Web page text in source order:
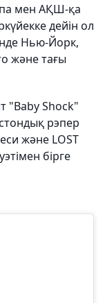
мен АҚШ-қа
дейін ол
Нью-Йорк,
және тағы
"Baby Shock"
рэпер
және LOST
бірге